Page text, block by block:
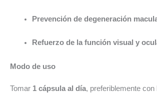
Prevención de degeneración
Refuerzo de la función visual y
Modo de uso
Tomar 1 cápsula al día, preferiblemente